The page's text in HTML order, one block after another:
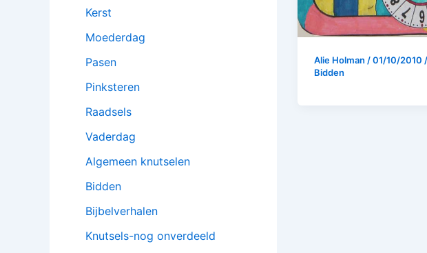
Kerst
Moederdag
Pasen
Pinksteren
Raadsels
Vaderdag
Algemeen knutselen
Bidden
Bijbelverhalen
Knutsels-nog onverdeeld
Alie Holman /01/10/2010 /
Bidden